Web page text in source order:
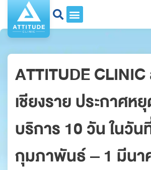
ATTITUDE CLINIC
เชียงราย ประกาศห
บริการ 10 วัน ในวัน
กุมภาพันธ์ – 1 มีนา